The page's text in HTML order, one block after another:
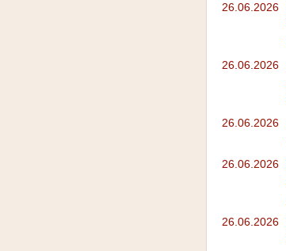
26.06.2026
26.06.2026
26.06.2026
26.06.2026
26.06.2026